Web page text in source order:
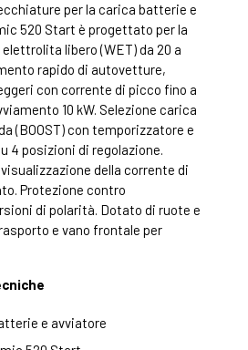
per la carica batterie e
520 Start è progettato per la
libero (WET) da 20 a
rapido di autovetture,
con corrente di picco fino a
10 kW. Selezione carica
(BOOST) con temporizzatore e
4 posizioni di regolazione.
della corrente di
Protezione contro
di polarità. Dotato di ruote e
e vano frontale per
e avviatore